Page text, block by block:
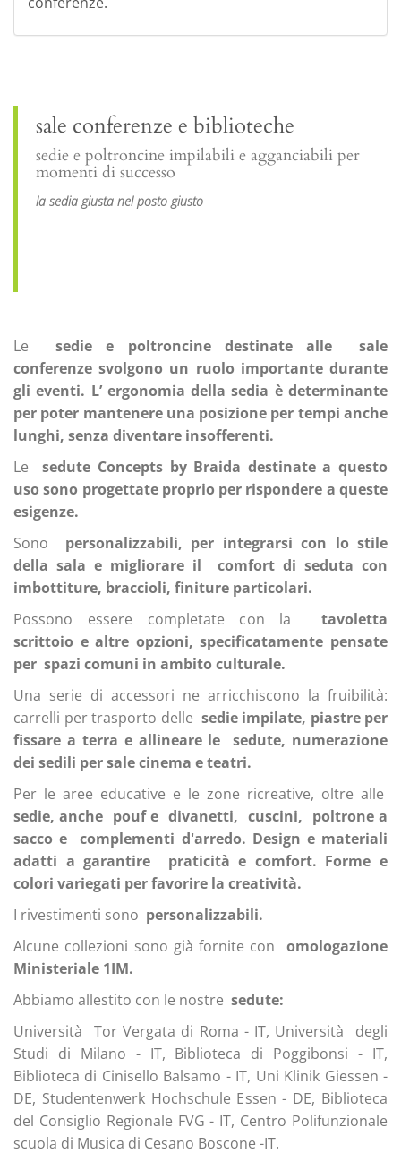
sale conferenze e biblioteche
sedie e poltroncine impilabili e agganciabili per
momenti di successo
la sedia giusta nel posto giusto
Le sedie e poltroncine destinate alle
sale
conferenze svolgono un ruolo importante durante
gli eventi. L’ ergonomia della sedia è determinante
per poter mantenere una posizione per tempi anche
lunghi, senza diventare insofferenti.
Le
sedute Concepts by Braida destinate a questo
uso sono progettate proprio per rispondere a queste
esigenze.
Sono
personalizzabili, per integrarsi con lo stile
della sala e migliorare il
comfort di seduta con
imbottiture, braccioli, finiture particolari.
Possono essere completate con la
tavoletta
scrittoio e altre opzioni, specificatamente pensate
per spazi comuni in ambito culturale.
Una serie di accessori ne arricchiscono la fruibilità:
carrelli per trasporto delle sedie impilate, piastre per
fissare a terra e allineare le
sedute, numerazione
dei sedili per sale cinema e teatri.
Per le aree educative e le zone ricreative, oltre alle
sedie, anche pouf e divanetti, cuscini, poltrone a
sacco e
complementi d'arredo. Design e materiali
adatti a garantire
praticità e comfort. Forme e
colori variegati per favorire la creatività.
I rivestimenti sono personalizzabili.
Alcune collezioni sono già fornite con
omologazione
Ministeriale 1IM.
Abbiamo allestito con le nostre sedute:
Università Tor Vergata di Roma - IT, Università degli
Studi di Milano - IT, Biblioteca di Poggibonsi - IT,
Biblioteca di Cinisello Balsamo - IT, Uni Klinik Giessen -
DE, Studentenwerk Hochschule Essen - DE, Biblioteca
del Consiglio Regionale FVG - IT, Centro Polifunzionale
scuola di Musica di Cesano Boscone -IT.